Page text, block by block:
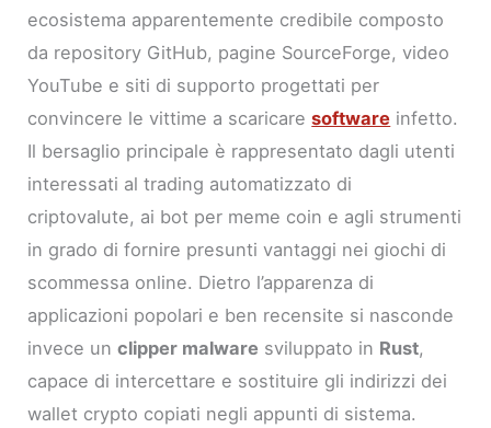
ecosistema apparentemente credibile composto
da repository GitHub, pagine SourceForge, video
YouTube e siti di supporto progettati per
convincere le vittime a scaricaresoftware infetto.
Il bersaglio principale è rappresentato dagli utenti
interessati al trading automatizzato di
criptovalute, ai bot per meme coin e agli strumenti
in grado di fornire presunti vantaggi nei giochi di
scommessa online. Dietro l’apparenza di
applicazioni popolari e ben recensite si nasconde
invece unclipper malware sviluppato in Rust,
capace di intercettare e sostituire gli indirizzi dei
wallet crypto copiati negli appunti di sistema.